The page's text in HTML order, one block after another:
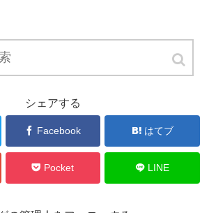
シェアする
Facebook はてブ
Pocket LINE